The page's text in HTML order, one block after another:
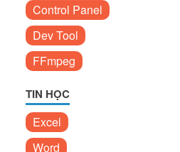
Control Panel
Dev Tool
FFmpeg
TIN HỌC
Excel
Word